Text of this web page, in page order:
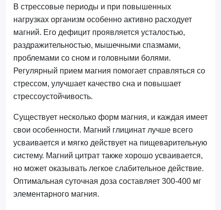
В стрессовые периоды и при повышенных
нагрузках организм особенно активно расходует
магний. Его дефицит проявляется усталостью,
раздражительностью, мышечными спазмами,
проблемами со сном и головными болями.
Регулярный прием магния помогает справляться со
стрессом, улучшает качество сна и повышает
стрессоустойчивость.
Существует несколько форм магния, и каждая имеет
свои особенности. Магний глицинат лучше всего
усваивается и мягко действует на пищеварительную
систему. Магний цитрат также хорошо усваивается,
но может оказывать легкое слабительное действие.
Оптимальная суточная доза составляет 300-400 мг
элементарного магния.